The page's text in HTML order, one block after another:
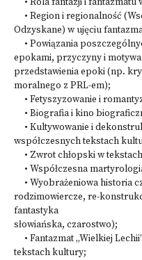
• Rola fantazji i fantazmatu
• Region i regionalność
Odzyskane) w ujęciu
• Powiązania
epokami, przyczyny i
przedstawienia epoki (np.
moralnego z PRL-em);
• Fetyszyzowanie i
• Biografia i kino
• Kultywowanie i
współczesnych tekstach
• Zwrot chłopski w
• Współczesna
• Wyobrażeniowa historia
rodzimowiercze, re-
fantastyka
słowiańska, czarostwo);
• Fantazmat „Wielkiej
tekstach kultury;